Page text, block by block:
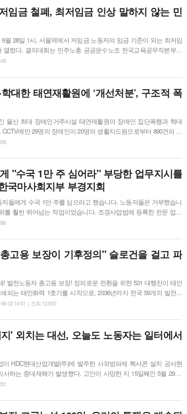
임금 철폐, 최저임금 인상 말하지 않는 민
렸다. 결의대회는 민주노총 공공운수노조 전국교육공무직본부가
에서 열린 ‘최저임금 인상! 노동기본권 쟁취! 민주노총 결의대회’
령은 민생회복을 첫 번째 사명으로 내걸었습...
대한 태연재활원에 ‘개선처분’, 구조적 폭
울산 최대 장애인거주시설 태연재활원의 장애인 집단폭행과 학대
에만 29명의 장애인이 20명의 생활지도원으로부터 890건의 폭
산시가 북구청을 통해 가장 낮은 수준의 행정처분인 ‘개선명령’을
임한 솜방망이 처벌을 규탄하고 특별감사 실시와 엄...
"수국 1만 주 심어라" 부당한 업무지시를
국마사회지부 부경지회
들에게 수국 1만 주를 심으라고 했습니다. 노동자들은 거부했습니
를 훨씬 뛰어넘는 작업이었습니다. 조경사업법에 등록한 전문 업체
는 일이었습니다. 마사회와 마사회시설관리는 책임자 징계 운운하
문 그대로 전합니다. --- 조합원 동지 여러분, 지금 우
리에 ...
고용 보장이 기후정의" 슬로건을 걸고 파
되는 태안화력 1호기를 시작으로, 2036년까지 전국 59개의 발전소
동과 기후정의운동의 연대로, ‘공공재생에너지 확대’와 ‘발전노동
싣는다. 태안화력에서 일하고 있고 발전노조...
06-02 14:51 | 조회 12,800
' 외치는 대선, 오늘도 노동자는 일터에서
이 HDC현대산업개발(주)에 발주한 사외방파제 헥사콘 설치 공사현
하는 중대재해가 발생했다. 고인이 사망한 지 15일째인 5월 29일,
기자회견을 열었다. "엄마, 나 절대 물에 안 들어가
심시키던 현대산업개발 하청업체 &lsqu...